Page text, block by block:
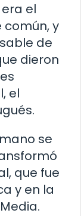
el
y
de
dieron
el
se
que fue
y en la